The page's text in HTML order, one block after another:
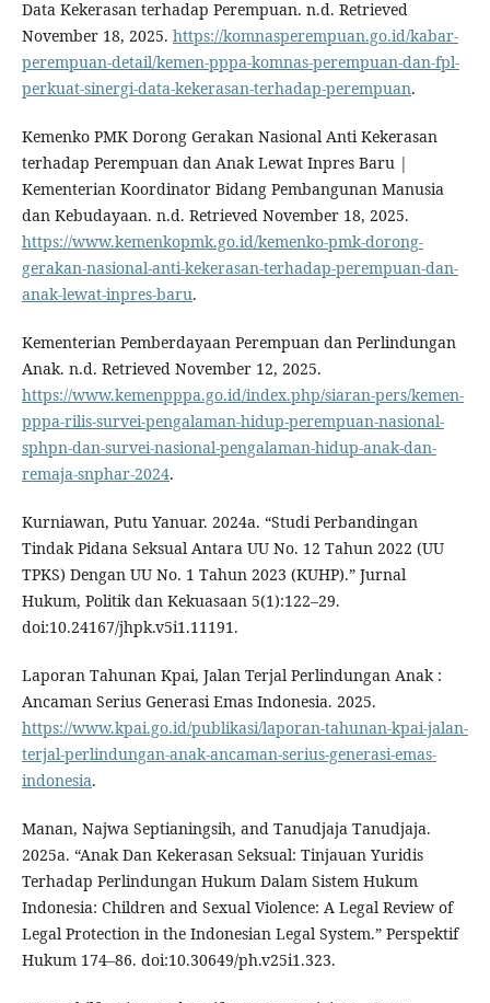
Data Kekerasan terhadap Perempuan. n.d. Retrieved
November 18, 2025. https://komnasperempuan.go.id/kabar-
perempuan-detail/kemen-pppa-komnas-perempuan-dan-fpl-
perkuat-sinergi-data-kekerasan-terhadap-perempuan.
Kemenko PMK Dorong Gerakan Nasional Anti Kekerasan
terhadap Perempuan dan Anak Lewat Inpres Baru |
Kementerian Koordinator Bidang Pembangunan Manusia
dan Kebudayaan. n.d. Retrieved November 18, 2025.
https://www.kemenkopmk.go.id/kemenko-pmk-dorong-
gerakan-nasional-anti-kekerasan-terhadap-perempuan-dan-
anak-lewat-inpres-baru.
Kementerian Pemberdayaan Perempuan dan Perlindungan
Anak. n.d. Retrieved November 12, 2025.
https://www.kemenpppa.go.id/index.php/siaran-pers/kemen-
pppa-rilis-survei-pengalaman-hidup-perempuan-nasional-
sphpn-dan-survei-nasional-pengalaman-hidup-anak-dan-
remaja-snphar-2024.
Kurniawan, Putu Yanuar. 2024a. “Studi Perbandingan
Tindak Pidana Seksual Antara UU No. 12 Tahun 2022 (UU
TPKS) Dengan UU No. 1 Tahun 2023 (KUHP).” Jurnal
Hukum, Politik dan Kekuasaan 5(1):122–29.
doi:10.24167/jhpk.v5i1.11191.
Laporan Tahunan Kpai, Jalan Terjal Perlindungan Anak :
Ancaman Serius Generasi Emas Indonesia. 2025.
https://www.kpai.go.id/publikasi/laporan-tahunan-kpai-jalan-
terjal-perlindungan-anak-ancaman-serius-generasi-emas-
indonesia.
Manan, Najwa Septianingsih, and Tanudjaja Tanudjaja.
2025a. “Anak Dan Kekerasan Seksual: Tinjauan Yuridis
Terhadap Perlindungan Hukum Dalam Sistem Hukum
Indonesia: Children and Sexual Violence: A Legal Review of
Legal Protection in the Indonesian Legal System.” Perspektif
Hukum 174–86. doi:10.30649/ph.v25i1.323.